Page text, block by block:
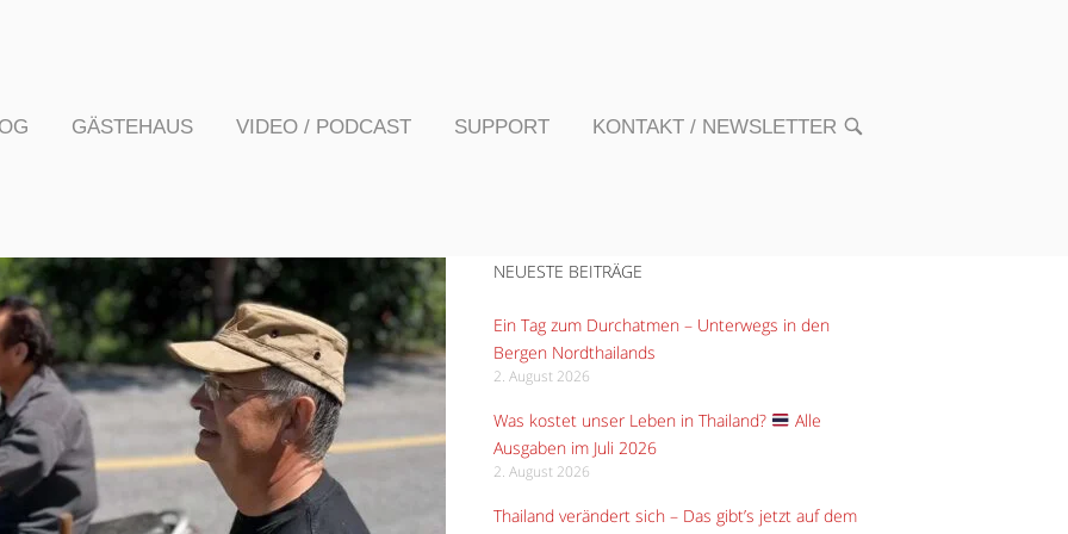
GÄSTEHAUS VIDEO / PODCAST SUPPORT KONTAKT / NEWSLETTER OPEN
NEUESTE BEITRÄGE
Ein Tag zum Durchatmen – Unterwegs in den
Bergen Nordthailands
2. August 2026
Was kostet unser Leben in Thailand?
Alle
Ausgaben im Juli 2026
2. August 2026
Thailand verändert sich – Das gibt’s jetzt auf dem